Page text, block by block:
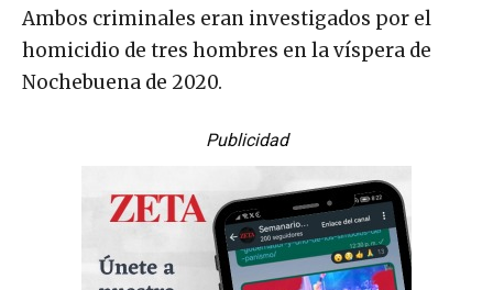
Ambos criminales eran investigados por el
homicidio de tres hombres en la víspera de
Nochebuena de 2020.
Publicidad